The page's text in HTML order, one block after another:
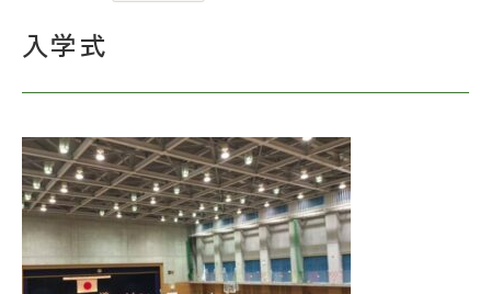
中学入学案内
進学情報
FAQ
入学式